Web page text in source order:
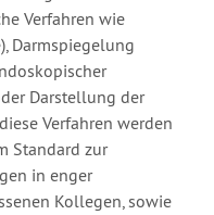
Verfahren wie
Darmspiegelung
Darstellung der
Verfahren werden
Standard zur
in enger
Kollegen, sowie